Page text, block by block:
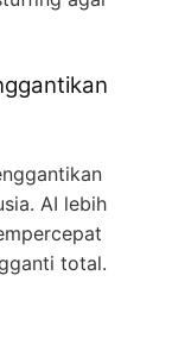
AI lebih
total.